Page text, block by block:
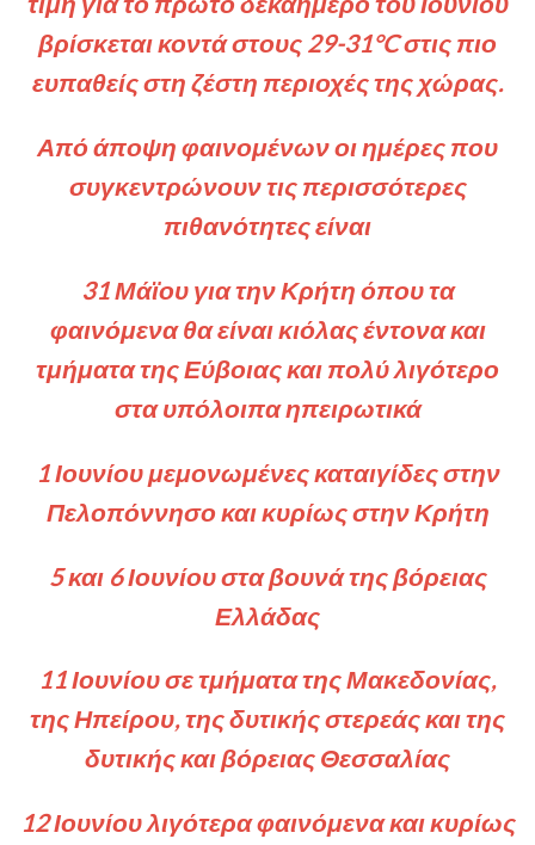
βρίσκεται κοντά στους 29-31°C στις πιο
ευπαθείς στη ζέστη περιοχές της χώρας.
Από άποψη φαινομένων οι ημέρες που
συγκεντρώνουν τις περισσότερες
πιθανότητες είναι
31 Μάϊου για την Κρήτη όπου τα
φαινόμενα θα είναι κιόλας έντονα και
τμήματα της Εύβοιας και πολύ λιγότερο
στα υπόλοιπα ηπειρωτικά
1 Ιουνίου μεμονωμένες καταιγίδες στην
Πελοπόννησο και κυρίως στην Κρήτη
5 και 6 Ιουνίου στα βουνά της βόρειας
Ελλάδας
11 Ιουνίου σε τμήματα της Μακεδονίας,
της Ηπείρου, της δυτικής στερεάς και της
δυτικής και βόρειας Θεσσαλίας
12 Ιουνίου λιγότερα φαινόμενα και κυρίως